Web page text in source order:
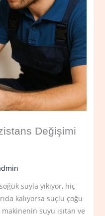
Değişimi
suyla yıkıyor, hiç
kalıyorsa suçlu çoğu
suyu ısıtan ve